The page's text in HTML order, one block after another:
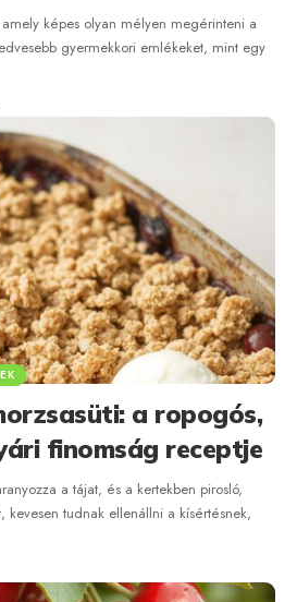
képes olyan mélyen megérinteni a
gyermekkori emlékeket, mint egy
a ropogós,
finomság receptje
a tájat, és a kertekben pirosló,
kevesen tudnak ellenállni a kísértésnek,